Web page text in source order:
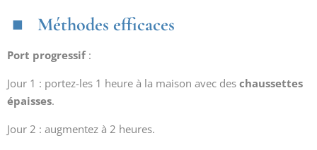
Méthodes efficaces
Port progressif:
Jour 1 : portez-les 1 heure à la maison avec des chaussettes
épaisses.
Jour 2 : augmentez à 2 heures.